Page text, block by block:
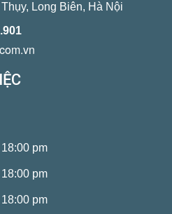
Long Biên, Hà Nội
pm
pm
pm